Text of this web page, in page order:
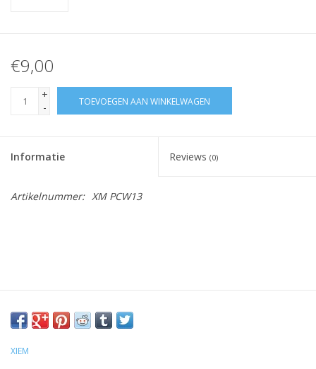
€9,00
+
-
TOEVOEGEN AAN WINKELWAGEN
Informatie Reviews (0)
Artikelnummer: XM PCW13
XIEM